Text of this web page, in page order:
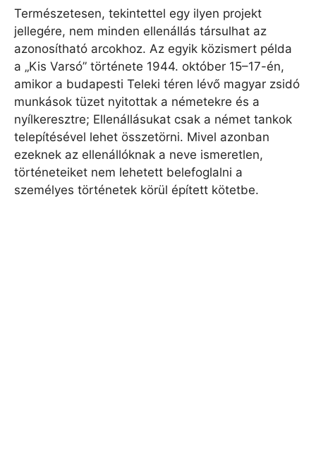
Természetesen, tekintettel egy ilyen projekt
jellegére, nem minden ellenállás társulhat az
azonosítható arcokhoz. Az egyik közismert példa
a „Kis Varsó” története 1944. október 15–17-én,
amikor a budapesti Teleki téren lévő magyar zsidó
munkások tüzet nyitottak a németekre és a
nyílkeresztre; Ellenállásukat csak a német tankok
telepítésével lehet összetörni. Mivel azonban
ezeknek az ellenállóknak a neve ismeretlen,
történeteiket nem lehetett belefoglalni a
személyes történetek körül épített kötetbe.